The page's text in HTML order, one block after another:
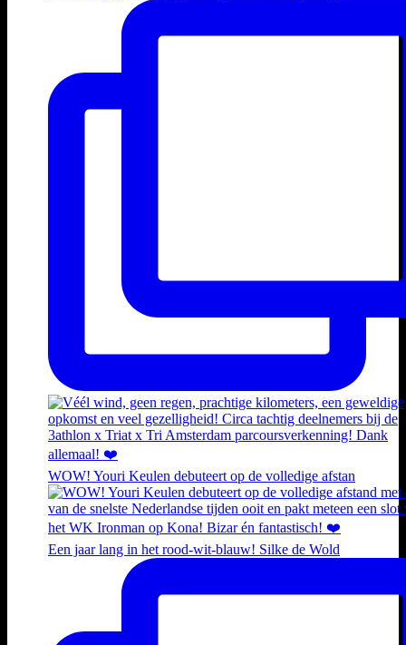
WOW! Youri Keulen debuteert op de volledige afstan
Een jaar lang in het rood-wit-blauw! Silke de Wold